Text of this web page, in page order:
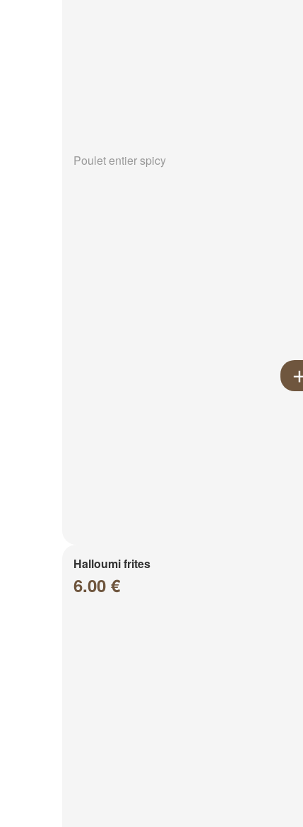
Poulet entier spicy
Halloumi frites
6.00 €